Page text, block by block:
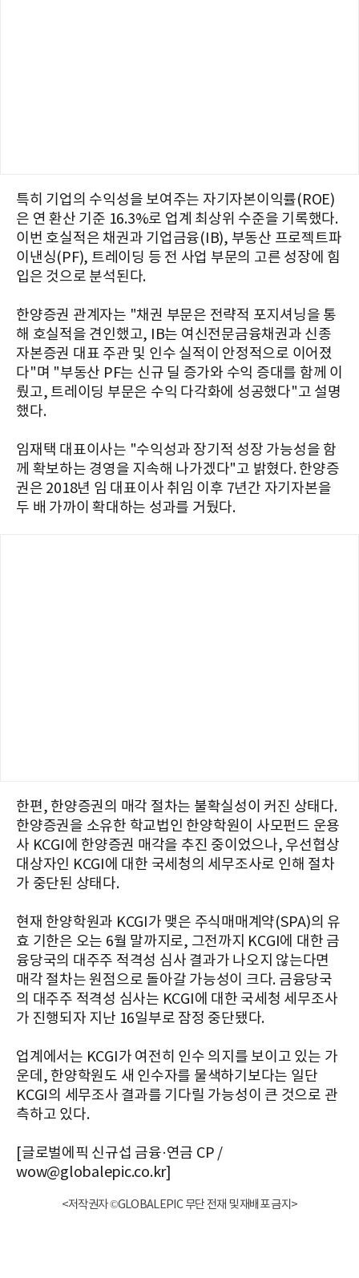
특히 기업의 수익성을 보여주는 자기자본이익률(ROE)
은 연 환산 기준 16.3%로 업계 최상위 수준을 기록했다.
이번 호실적은 채권과 기업금융(IB), 부동산 프로젝트파
이낸싱(PF), 트레이딩 등 전 사업 부문의 고른 성장에 힘
입은 것으로 분석된다.
한양증권 관계자는 "채권 부문은 전략적 포지셔닝을 통
해 호실적을 견인했고, IB는 여신전문금융채권과 신종
자본증권 대표 주관 및 인수 실적이 안정적으로 이어졌
다"며 "부동산 PF는 신규 딜 증가와 수익 증대를 함께 이
뤘고, 트레이딩 부문은 수익 다각화에 성공했다"고 설명
했다.
임재택 대표이사는 "수익성과 장기적 성장 가능성을 함
께 확보하는 경영을 지속해 나가겠다"고 밝혔다. 한양증
권은 2018년 임 대표이사 취임 이후 7년간 자기자본을
두 배 가까이 확대하는 성과를 거뒀다.
한편, 한양증권의 매각 절차는 불확실성이 커진 상태다.
한양증권을 소유한 학교법인 한양학원이 사모펀드 운용
사 KCGI에 한양증권 매각을 추진 중이었으나, 우선협상
대상자인 KCGI에 대한 국세청의 세무조사로 인해 절차
가 중단된 상태다.
현재 한양학원과 KCGI가 맺은 주식매매계약(SPA)의 유
효 기한은 오는 6월 말까지로, 그전까지 KCGI에 대한 금
융당국의 대주주 적격성 심사 결과가 나오지 않는다면
매각 절차는 원점으로 돌아갈 가능성이 크다. 금융당국
의 대주주 적격성 심사는 KCGI에 대한 국세청 세무조사
가 진행되자 지난 16일부로 잠정 중단됐다.
업계에서는 KCGI가 여전히 인수 의지를 보이고 있는 가
운데, 한양학원도 새 인수자를 물색하기보다는 일단
KCGI의 세무조사 결과를 기다릴 가능성이 큰 것으로 관
측하고 있다.
[글로벌에픽 신규섭 금융·연금 CP /
wow@globalepic.co.kr]
<저작권자 ©GLOBALEPIC 무단 전재 및 재배포 금지>